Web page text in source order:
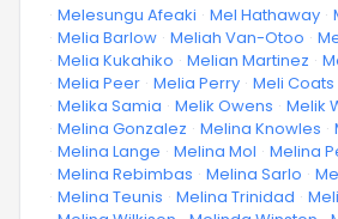
· Melesungu Afeaki · Mel Hathaway ·
· Melia Barlow · Meliah Van-Otoo ·
· Melia Kukahiko · Melian Martinez ·
· Melia Peer · Melia Perry · Meli Coats
· Melika Samia · Melik Owens · Melik
· Melina Gonzalez · Melina Knowles ·
· Melina Lange · Melina Mol · Melina
· Melina Rebimbas · Melina Sarlo ·
· Melina Teunis · Melina Trinidad ·